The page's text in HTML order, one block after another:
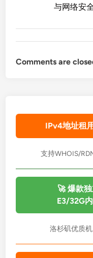
与网络安
Comments are
IPv4地址租
支持WHOIS/
🚀 爆款
E3/32G
洛杉矶优质机